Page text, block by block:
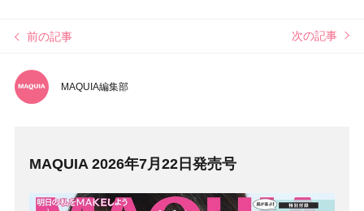
前の記事 次の記事
MAQUIA編集部
MAQUIA 2026年7月22日発売号